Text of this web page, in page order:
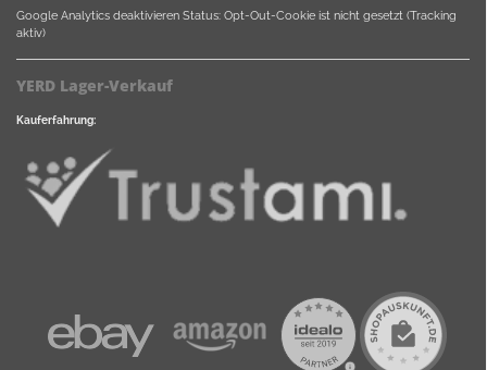
Google Analytics deaktivieren Status: Opt-Out-Cookie ist nicht gesetzt (Tracking
aktiv)
YERD Lager-Verkauf
Kauferfahrung: